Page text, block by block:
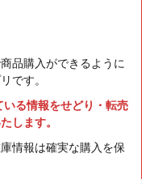
品購入ができるように
です。
る情報をせどり・転売
します。
情報は確実な購入を保